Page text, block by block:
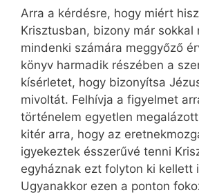
Arra a kérdésre, hogy miért
Krisztusban, bizony már sokkal
mindenki számára meggyőző
könyv harmadik részében a
kísérletet, hogy bizonyítsa
mivoltát. Felhívja a figyelmet
történelem egyetlen
kitér arra, hogy az
igyekeztek ésszerűvé tenni
egyháznak ezt folyton ki kellett
Ugyanakkor ezen a ponton